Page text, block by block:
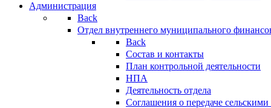
Администрация
Back
Отдел внутреннего муниципального
Back
Состав и контакты
План контрольной деятельности
НПА
Деятельность отдела
Соглашения о передаче